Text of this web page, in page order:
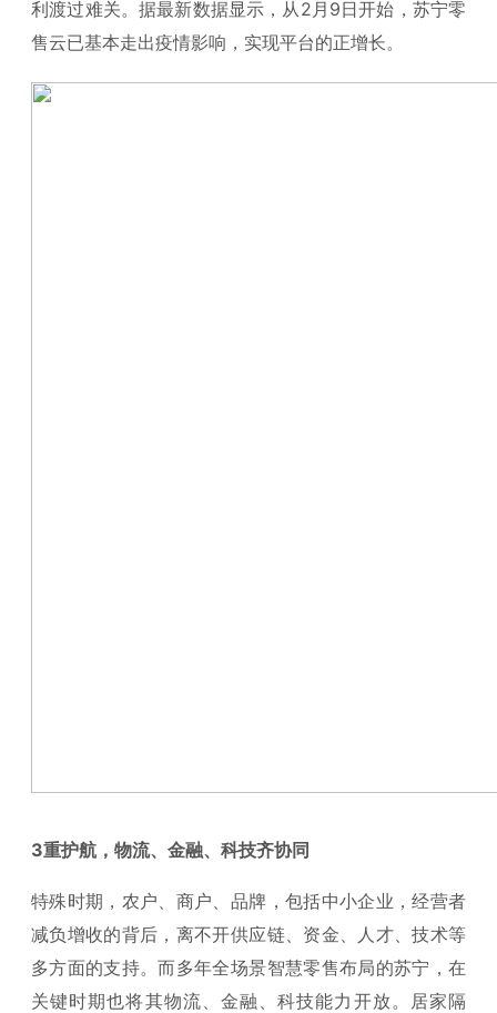
利渡过难关。据最新数据显示，从2月9日开始，苏宁零
售云已基本走出疫情影响，实现平台的正增长。
3重护航，物流、金融、科技齐协同
特殊时期，农户、商户、品牌，包括中小企业，经营者
减负增收的背后，离不开供应链、资金、人才、技术等
多方面的支持。而多年全场景智慧零售布局的苏宁，在
关键时期也将其物流、金融、科技能力开放。居家隔